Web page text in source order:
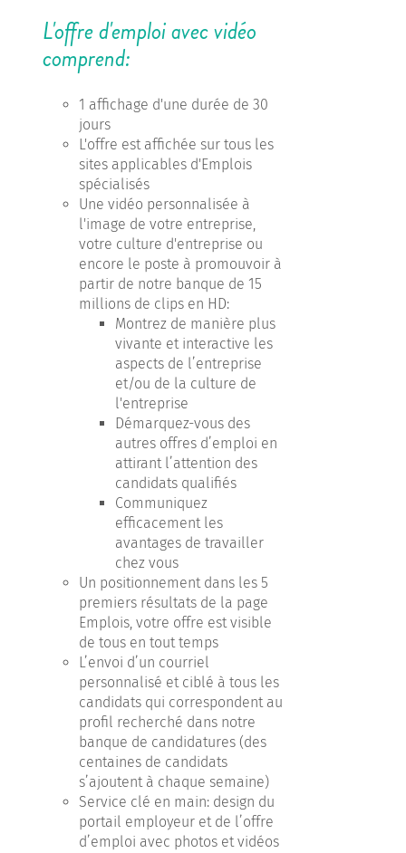
L'offre d'emploi avec vidéo
comprend:
1 affichage d'une durée de 30
jours
L'offre est affichée sur tous les
sites applicables d'Emplois
spécialisés
Une vidéo personnalisée à
l'image de votre entreprise,
votre culture d'entreprise ou
encore le poste à promouvoir à
partir de notre banque de 15
millions de clips en HD:
Montrez de manière plus
vivante et interactive les
aspects de l’entreprise
et/ou de la culture de
l'entreprise
Démarquez-vous des
autres offres d’emploi en
attirant l’attention des
candidats qualifiés
Communiquez
efficacement les
avantages de travailler
chez vous
Un positionnement dans les 5
premiers résultats de la page
Emplois, votre offre est visible
de tous en tout temps
L’envoi d’un courriel
personnalisé et ciblé à tous les
candidats qui correspondent au
profil recherché dans notre
banque de candidatures (des
centaines de candidats
s’ajoutent à chaque semaine)
Service clé en main: design du
portail employeur et de l’offre
d’emploi avec photos et vidéos